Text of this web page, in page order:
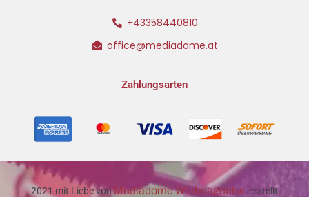
+43358440810
office@mediadome.at
Zahlungsarten
2021 mit Liebe vonMediadome Werbeagentur erstellt